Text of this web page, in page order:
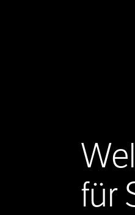
für